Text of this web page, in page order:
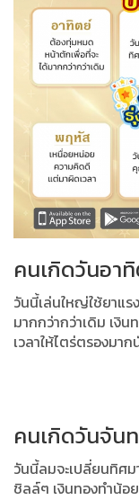
คนเกิดวันอา
วันนี้เล่นใหญ่ใช้ยาแ
มากกว่ากว่าเดิม เงิน
เวลาให้ไตร่ตรองมาก
คนเกิดวันจัน
วันนี้ลมจะเปลี่ยนทิศม
ชิลล์ๆ เงินทองทำน้อ